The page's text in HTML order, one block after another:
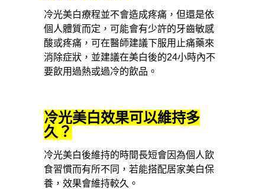
冷光美白療程並不會造成疼痛，但還是依
個人體質而定，可能會有少許的牙齒敏感
酸或疼痛，可在醫師建議下服用止痛藥來
消除症狀，並建議在美白後的24小時內不
要飲用過熱或過冷的飲品。
冷光美白效果可以維持多
久？
冷光美白後維持的時間長短會因為個人飲
食習慣而有所不同，若能搭配居家美白保
養，效果會維持較久。